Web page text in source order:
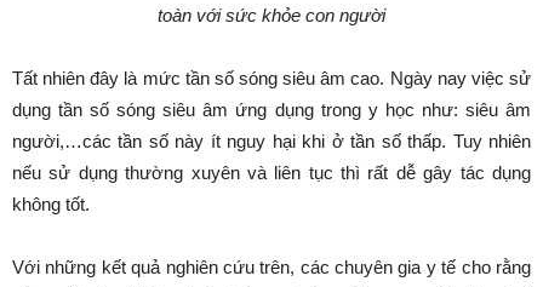
toàn với sức khỏe con người
Tất nhiên đây là mức tần số sóng siêu âm cao. Ngày nay việc sử
dụng tần số sóng siêu âm ứng dụng trong y học như: siêu âm
người,…các tần số này ít nguy hại khi ở tần số thấp. Tuy nhiên
nếu sử dụng thường xuyên và liên tục thì rất dễ gây tác dụng
không tốt.
Với những kết quả nghiên cứu trên, các chuyên gia y tế cho rằng